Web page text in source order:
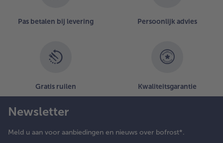
Pas betalen bij levering Persoonlijk advies
Gratis ruilen Kwaliteitsgarantie
Newsletter
Meld u aan voor aanbiedingen en nieuws over bofrost*.